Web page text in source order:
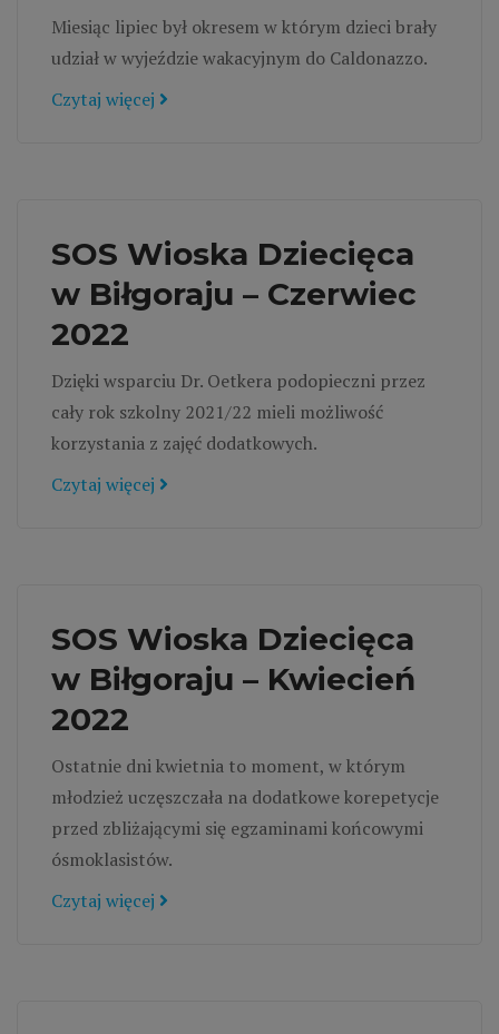
Miesiąc lipiec był okresem w którym dzieci brały
udział w wyjeździe wakacyjnym do Caldonazzo.
Czytaj więcej
SOS Wioska Dziecięca
w Biłgoraju – Czerwiec
2022
Dzięki wsparciu Dr. Oetkera podopieczni przez
cały rok szkolny 2021/22 mieli możliwość
korzystania z zajęć dodatkowych.
Czytaj więcej
SOS Wioska Dziecięca
w Biłgoraju – Kwiecień
2022
Ostatnie dni kwietnia to moment, w którym
młodzież uczęszczała na dodatkowe korepetycje
przed zbliżającymi się egzaminami końcowymi
ósmoklasistów.
Czytaj więcej